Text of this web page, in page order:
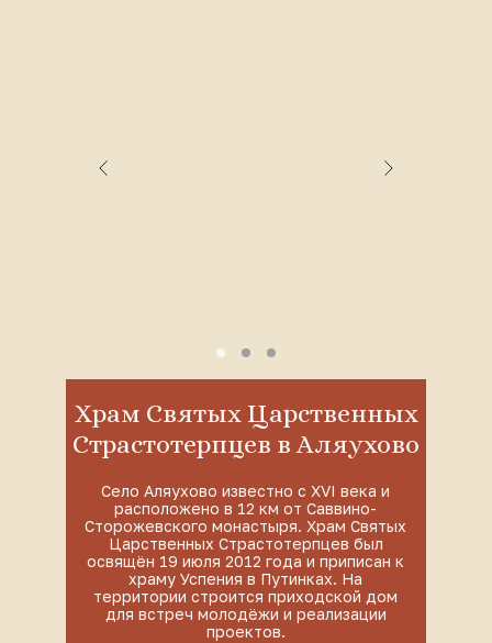
Храм Святых Царственных
Страстотерпцев в Аляухово
Село Аляухово известно с XVI века и
расположено в 12 км от Саввино-
Сторожевского монастыря. Храм Святых
Царственных Страстотерпцев был
освящён 19 июля 2012 года и приписан к
храму Успения в Путинках. На
территории строится приходской дом
для встреч молодёжи и реализации
проектов.